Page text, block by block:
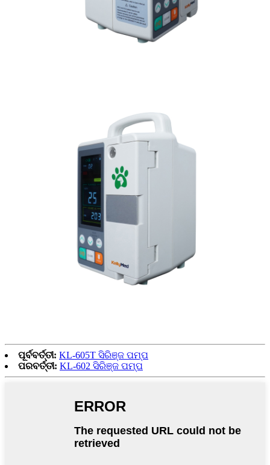
ପୂର୍ବବର୍ତ୍ତୀ: KL-605T ସିରିଞ୍ଜ ପମ୍ପ
ପରବର୍ତ୍ତୀ: KL-602 ସିରିଞ୍ଜ ପମ୍ପ